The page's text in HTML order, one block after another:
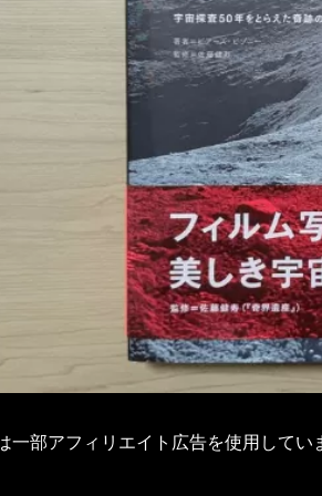
一部アフィリエイト広告を使用してい